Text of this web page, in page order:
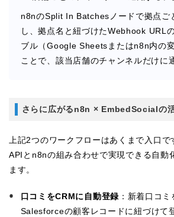
n8nのSplit In Batchesノードで拠点ご
し、拠点名と紐づけたWebhook URL
ブル（Google Sheetsまたはn8n内の
ことで、該当店舗のチャンネルだけに
さらに広がるn8n × EmbedSocialの
上記2つのワークフローはあくまで入口
APIとn8nの組み合わせで実現できる自動
ます。
口コミをCRMに自動登録 ：新着口コ
Salesforceの顧客レコードに紐づけて